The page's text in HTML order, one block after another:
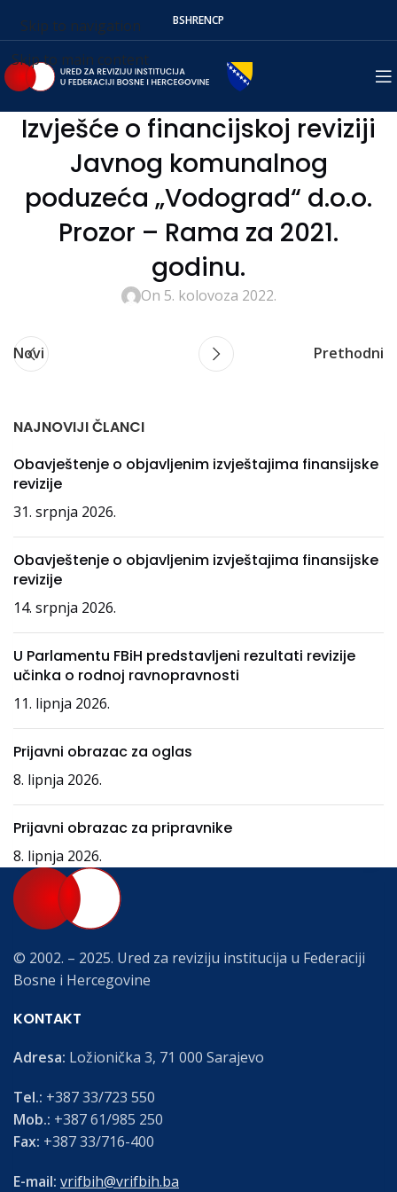
Skip to navigation
Skip to main content
BSHRENСР
Izvješće o financijskoj reviziji
Javnog komunalnog
poduzeća „Vodograd“ d.o.o.
Prozor – Rama za 2021.
godinu.
On 5. kolovoza 2022.
Novi Prethodni
NAJNOVIJI ČLANCI
Obavještenje o objavljenim izvještajima finansijske
revizije
31. srpnja 2026.
Obavještenje o objavljenim izvještajima finansijske
revizije
14. srpnja 2026.
U Parlamentu FBiH predstavljeni rezultati revizije
učinka o rodnoj ravnopravnosti
11. lipnja 2026.
Prijavni obrazac za oglas
8. lipnja 2026.
Prijavni obrazac za pripravnike
8. lipnja 2026.
© 2002. – 2025. Ured za reviziju institucija u Federaciji
Bosne i Hercegovine
KONTAKT
Adresa: Ložionička 3, 71 000 Sarajevo
Tel.: +387 33/723 550
Mob.: +387 61/985 250
Fax: +387 33/716-400
E-mail: vrifbih@vrifbih.ba